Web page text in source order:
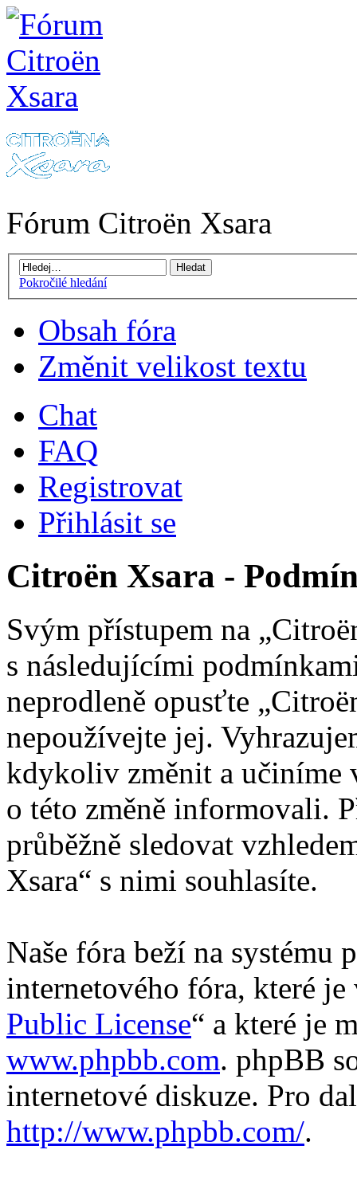
Fórum Citroën Xsara
Pokročilé hledání
Obsah fóra
Změnit velikost textu
Chat
FAQ
Registrovat
Přihlásit se
Citroën Xsara -
Svým přístupem na
s následujícími
neprodleně opusťte
nepoužívejte jej.
kdykoliv změnit a učiníme
o této změně informovali.
průběžně sledovat
Xsara“ s nimi souhlasíte.
Naše fóra beží na systému
internetového fóra, které
Public License“ a které je
www.phpbb.com. phpBB
internetové diskuze. Pro
http://www.phpbb.com/.